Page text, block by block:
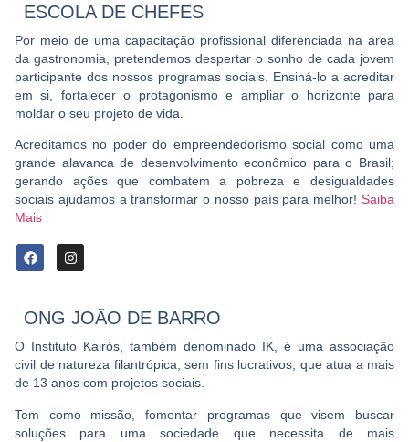
ESCOLA DE CHEFES
Por meio de uma capacitação profissional diferenciada na área
da gastronomia, pretendemos despertar o sonho de cada jovem
participante dos nossos programas sociais. Ensiná-lo a acreditar
em si, fortalecer o protagonismo e ampliar o horizonte para
moldar o seu projeto de vida.
Acreditamos no poder do empreendedorismo social como uma
grande alavanca de desenvolvimento econômico para o Brasil;
gerando ações que combatem a pobreza e desigualdades
sociais ajudamos a transformar o nosso país para melhor! Saiba
Mais
ONG JOÃO DE BARRO
O Instituto Kairós, também denominado IK, é uma associação
civil de natureza filantrópica, sem fins lucrativos, que atua a mais
de 13 anos com projetos sociais.
Tem como missão, fomentar programas que visem buscar
soluções para uma sociedade que necessita de mais